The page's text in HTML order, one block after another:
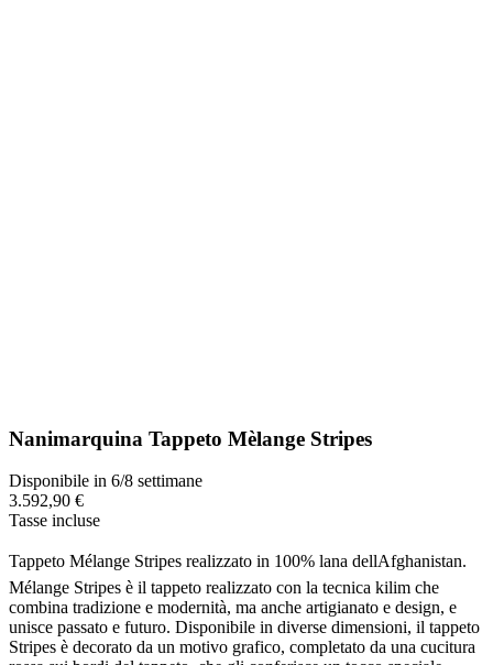
Nanimarquina Tappeto Mèlange Stripes
Disponibile in 6/8 settimane
3.592,90 €
Tasse incluse
Tappeto Mélange Stripes realizzato in 100% lana dellAfghanistan.
Mélange Stripes è il tappeto realizzato con la tecnica kilim che
combina tradizione e modernità, ma anche artigianato e design, e
unisce passato e futuro. Disponibile in diverse dimensioni, il tappeto
Stripes è decorato da un motivo grafico, completato da una cucitura